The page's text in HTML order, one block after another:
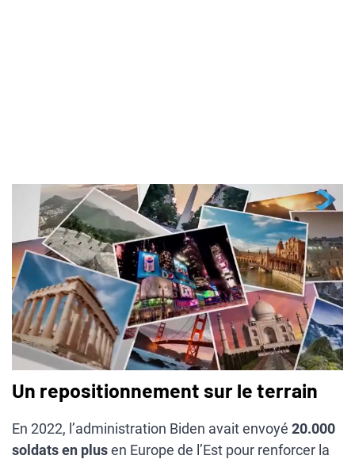
Un repositionnement sur le terrain
En 2022, l’administration Biden avait envoyé 20.000
soldats en plusen Europe de l’Est pour renforcer la